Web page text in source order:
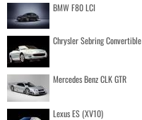
BMW F80 LCI
Chrysler Sebring Convertible
Mercedes Benz CLK GTR
Lexus ES (XV10)